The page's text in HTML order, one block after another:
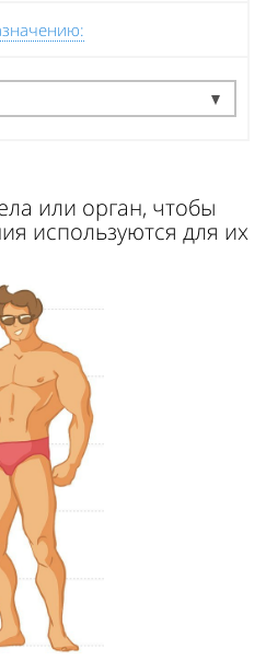
или орган, чтобы
используются для их